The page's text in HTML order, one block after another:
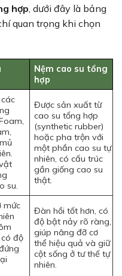
hợp , dưới đây là bảng
quan trọng khi chọn
Nệm cao su tổng
hợp
su.
Được sản xuất từ
cao su tổng hợp
(synthetic rubber)
hoặc pha trộn với
một phần cao su tự
nhiên, có cấu trúc
gần giống cao su
thật.
mức
độ
Đàn hồi tốt hơn, có
độ bật nảy rõ ràng,
giúp nâng đỡ cơ
thể hiệu quả và giữ
cột sống ở tư thế tự
nhiên.